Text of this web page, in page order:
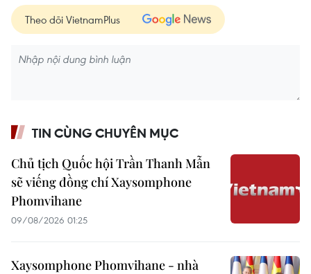
Theo dõi VietnamPlus
TIN CÙNG CHUYÊN MỤC
Chủ tịch Quốc hội Trần Thanh Mẫn
sẽ viếng đồng chí Xaysomphone
Phomvihane
09/08/2026 01:25
Xaysomphone Phomvihane - nhà